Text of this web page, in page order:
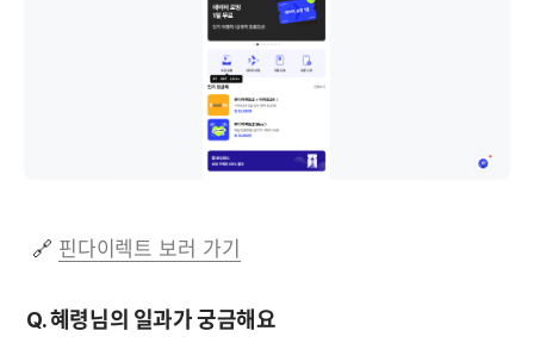
🔗 핀다이렉트 보러 가기
Q. 혜령님의 일과가 궁금해요